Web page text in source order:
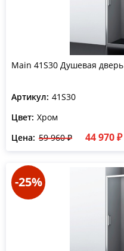
Main 41S30 Душевая дверь
Артикул: 41S30
Цвет: Хром
Цена: 59 960 ₽ 44 970 ₽
-25%